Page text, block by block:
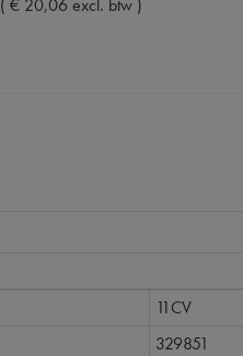
11CV
329851